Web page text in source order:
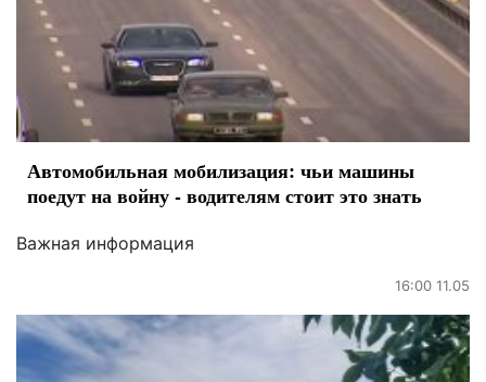
Автомобильная мобилизация: чьи машины
поедут на войну - водителям стоит это знать
Важная информация
16:00 11.05